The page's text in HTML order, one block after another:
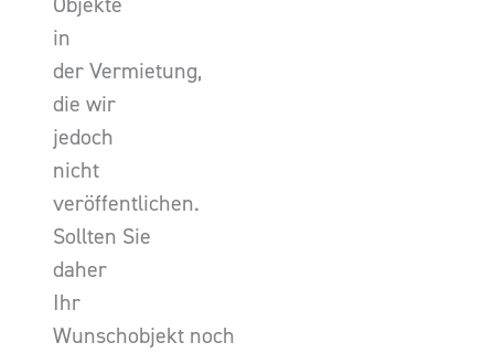
in
der Vermietung,
die wir
jedoch
nicht
veröffentlichen.
Sollten Sie
daher
Ihr
Wunschobjekt noch